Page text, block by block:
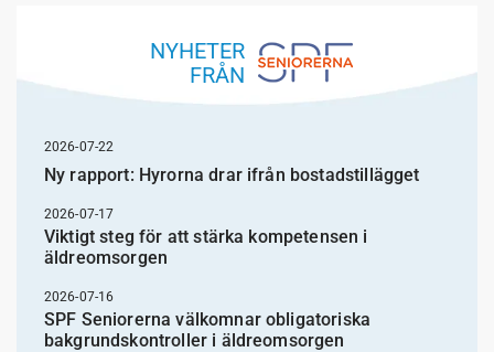
NYHETER
FRÅN
2026-07-22
Ny rapport: Hyrorna drar ifrån bostadstillägget
2026-07-17
Viktigt steg för att stärka kompetensen i
äldreomsorgen
2026-07-16
SPF Seniorerna välkomnar obligatoriska
bakgrundskontroller i äldreomsorgen